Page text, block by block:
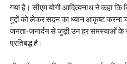
गया है। सीएम योगी आदित्यनाथ ने कहा कि
मुद्दों को लेकर सदन का ध्यान आकृष्ट
जनता-जनार्दन से जुड़ी उन हर समस्याओं के
प्रतिबद्ध है।